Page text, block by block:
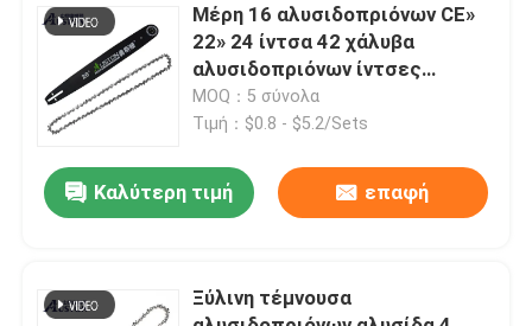
Επικοινωνήστε μαζί μας
Ζητήστε μια προσφορά
Αλυσιδοπρίονο βενζίνης
ηλεκτρικό αλυσιδοπρίονο
Μέρη 16 αλυσιδοπριόνων CE»
22» 24 ίντσα 42 χάλυβα
αλυσιδοπριόνων ίντσες
φραγμών οδηγών
MOQ：5 σύνολα
Τιμή：$0.8 - $5.2/Sets
Καλύτερη τιμή επαφή
Ξύλινη τέμνουσα